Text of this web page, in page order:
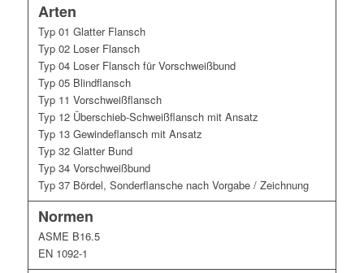
Arten
Typ 01 Glatter Flansch
Typ 02 Loser Flansch
Typ 04 Loser Flansch für Vorschweißbund
Typ 05 Blindflansch
Typ 11 Vorschweißflansch
Typ 12 Überschieb-Schweißflansch mit Ansatz
Typ 13 Gewindeflansch mit Ansatz
Typ 32 Glatter Bund
Typ 34 Vorschweißbund
Typ 37 Bördel, Sonderflansche nach Vorgabe / Zeichnung
Normen
ASME B16.5
EN 1092-1